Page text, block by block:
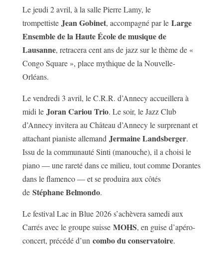
Le jeudi 2 avril, à la salle Pierre Lamy, le
trompettiste Jean Gobinet, accompagné par le Large
Ensemble de la Haute École de musique de
Lausanne, retracera cent ans de jazz sur le thème de «
Congo Square », place mythique de la Nouvelle-
Orléans.
Le vendredi 3 avril, le C.R.R. d’Annecy accueillera à
midi le Joran Cariou Trio. Le soir, le Jazz Club
d’Annecy invitera au Château d’Annecy le surprenant et
attachant pianiste allemand Jermaine Landsberger.
Issu de la communauté Sinti (manouche), il a choisi le
piano — une rareté dans ce milieu, tout comme Dorantes
dans le flamenco — et se produira aux côtés
de Stéphane Belmondo.
Le festival Lac in Blue 2026 s’achèvera samedi aux
Carrés avec le groupe suisse MOHS, en guise d’apéro-
concert, précédé d’un combo du conservatoire.